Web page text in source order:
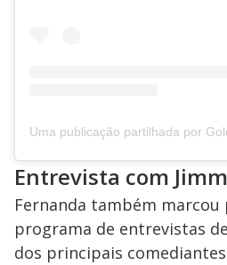
Entrevista com
Fernanda também marcou
programa de entrevistas
dos principais